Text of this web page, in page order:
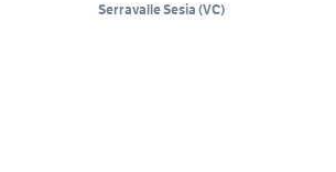
Serravalle Sesia (VC)